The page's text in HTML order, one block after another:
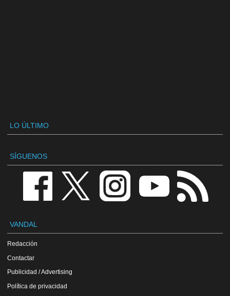
LO ÚLTIMO
SÍGUENOS
VANDAL
Redacción
Contactar
Publicidad / Advertising
Política de privacidad